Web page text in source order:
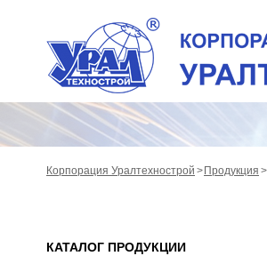
Корпорация Уралтехнострой Продукция
КАТАЛОГ ПРОДУКЦИИ